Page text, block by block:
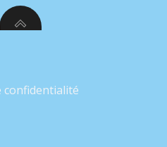
confidentialité